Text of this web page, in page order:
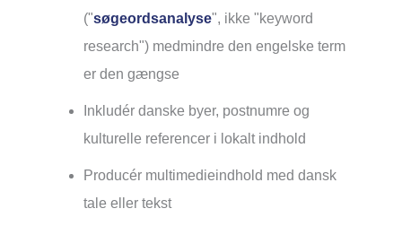
("søgeordsanalyse", ikke "keyword
research") medmindre den engelske term
er den gængse
Inkludér danske byer, postnumre og
kulturelle referencer i lokalt indhold
Producér multimedieindhold med dansk
tale eller tekst